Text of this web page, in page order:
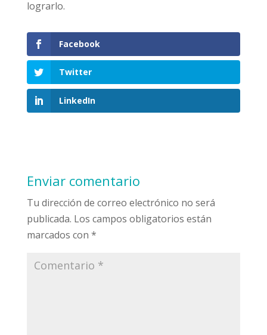
lograrlo.
Facebook
Twitter
LinkedIn
Enviar comentario
Tu dirección de correo electrónico no será
publicada. Los campos obligatorios están
marcados con *